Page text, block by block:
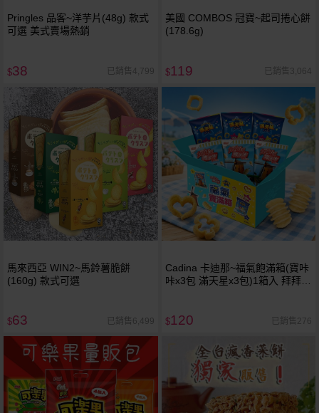
Pringles 品客~洋芋片(48g) 款式
可選 美式賣場熱銷
$38 已銷售4,799
美國 COMBOS 冠寶~起司捲心餅
(178.6g)
$119 已銷售3,064
馬來西亞 WIN2~馬鈴薯脆餅
(160g) 款式可選
$63 已銷售6,499
Cadina 卡迪那~福氣飽滿箱(寶咔
咔x3包 滿天星x3包)1箱入 拜拜箱
$120 已銷售276